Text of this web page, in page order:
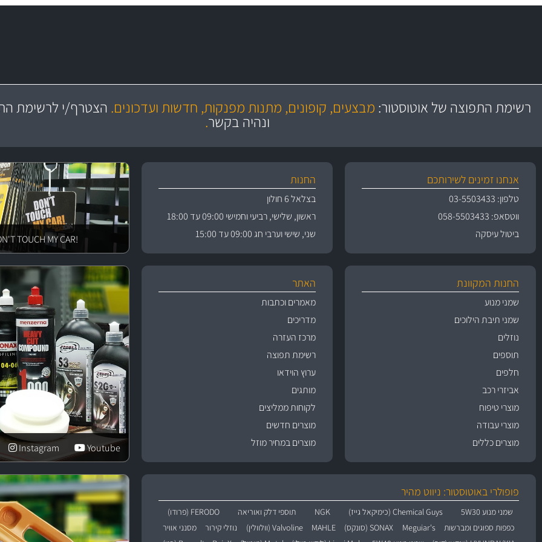
משלוח מהיר
באמצעות צ'יטה
משלוחים
במחיר
יותר מ- 500 מסנני שמן, אוויר, דלק וקבינה
מחלקת המסננים שלנו עשירה וכוללת מסננים מקוריים ומסננים של MANN ו- MAHLE
גרמניה
יותר מ- 400 מוצרי טיפוח לרכב
בקרו במחלקת מוצרי
מקצועיות
ושירות מצויין רשימת התפוצה של אוטוסטור: מבצעים, קופונים, מתנות מפנקות, חדשות ועדכונים. הצטרף/י לרשימת
ונהיה בקשר.
אנחנו זמינים לשירותכם
טלפון: 03-5503433
ווטסאפ: 058-5503433
ביטול עיסקה
החנות
בצלאל 6 חולון
ראשון, שלישי, רביעי וחמישי 09:00 עד 18:00
שני, שישי וערבי חג 09:00 עד 15:00
!DON'T TOUCH MY CAR
החנות המקוונת
שמני מנוע
שמני תיבת הילוכים
נוזלים
תוספים
חלפים
אביזרי רכב
מוצרי טיפוח
מוצרי עבודה
מוצרים כללים
האתר
מאמרים וכתבות
מדריכים
מרכז העזרה
רשימת תפוצה
ערוץ הוידאו
מותגים
לקוחות ממליצים
מוצרים חדשים
מוצרים במחיר מוזל
Youtube
Instagram
פופולרי באוטוסטור: ניווט מהיר
שמני מנוע 5W30 Chemical Guys (כימיקאל גייז) NGK תוספי דלק ואוריאה
FERODO (פרודו)
כפפות ספוגים ומברשות
Meguiar's SONAX (סונקס) MAHLE Valvoline (וולוולין) נוזלי קירור
מסנני אוויר